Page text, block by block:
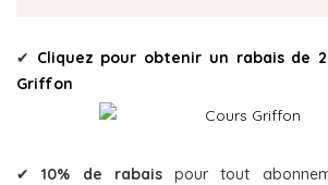
✔ Cliquez pour obtenir un rabais de
Griffon
✔10% de rabaispour tout